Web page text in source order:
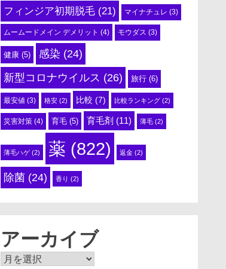
フィンジア初期脱毛 (21) マイナチュレ (3)
ムームードメイン デメリット (4) モウダス (3)
健康 (5) 感染 (24)
新型コロナウイルス (26) 旅行 (6)
最安値 (3) 格安 (2) 比較 (7) 比較ランキング (2)
災害対策 (4) 育毛 (5) 育毛剤 (11) 薄毛 (2)
薄毛ハゲ(2) 薬 (822) 返金 (2)
除菌 (24) 香り (2)
アーカイブ
ア